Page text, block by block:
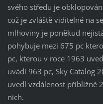
svého středu je
což je zvláště viditelné na
mlhoviny je poněkud
pohybuje mezi 675 pc
pc, kterou v roce 1963
uvádí 963 pc, Sky Catalog
uvedl vzdálenost přibližně
nich.